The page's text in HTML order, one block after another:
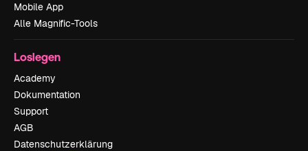
Mobile App
Alle Magnific-Tools
Loslegen
Academy
Dokumentation
Support
AGB
Datenschutzerklärung